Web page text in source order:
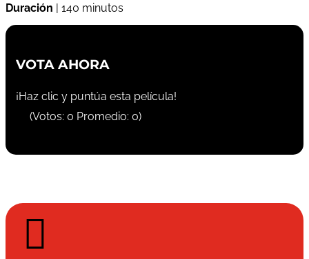
Duración | 140 minutos
VOTA AHORA
¡Haz clic y puntúa esta película!
(Votos: 0 Promedio: 0)
